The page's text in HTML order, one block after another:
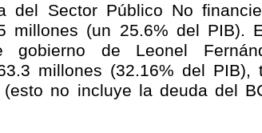
del Sector Público No
millones (un 25.6% del PIB).
gobierno de Leonel
millones (32.16% del
(esto no incluye la deuda del